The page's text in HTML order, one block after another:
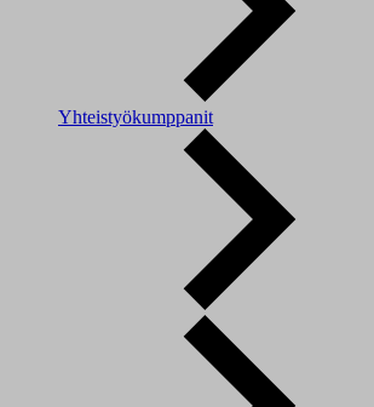
Yhteistyökumppanit